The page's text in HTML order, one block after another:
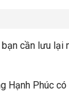
bạn cần lưu
Hạnh Phúc